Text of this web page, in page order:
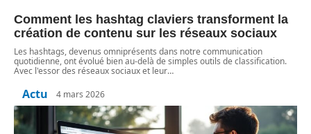
Comment les hashtag claviers transforment la
création de contenu sur les réseaux sociaux
Les hashtags, devenus omniprésents dans notre communication
quotidienne, ont évolué bien au-delà de simples outils de classification.
Avec l'essor des réseaux sociaux et leur…
Actu 4 mars 2026